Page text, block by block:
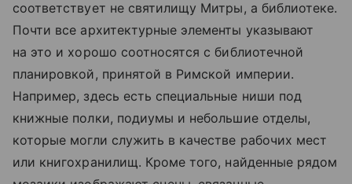
соответствует не святилищу Митры, а библиотеке.
Почти все архитектурные элементы указывают
на это и хорошо соотносятся с библиотечной
планировкой, принятой в Римской империи.
Например, здесь есть специальные ниши под
книжные полки, подиумы и небольшие отделы,
которые могли служить в качестве рабочих мест
или книгохранилищ. Кроме того, найденные рядом